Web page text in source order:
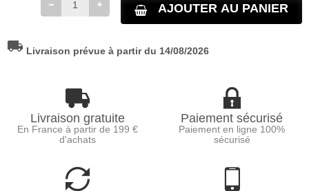
AJOUTER AU PANIER
local_shipping Livraison prévue à partir du 14/08/2026
Livraison gratuite
En France à partir de 199 €
d'achats
Paiement sécurisé
Paiement en ligne 100%
sécurisé